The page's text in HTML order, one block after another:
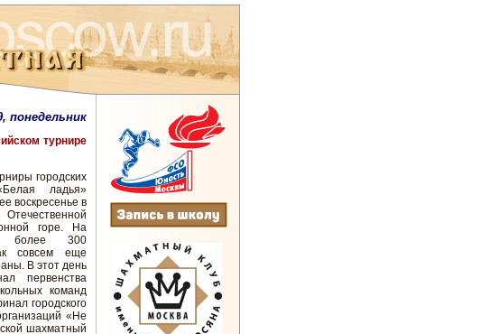
понедельник
турнире
городских
ладья»
воскресенье в
горе. На
более 300
совсем еще
В этот день
первенства
команд
городского
«Не
шахматный